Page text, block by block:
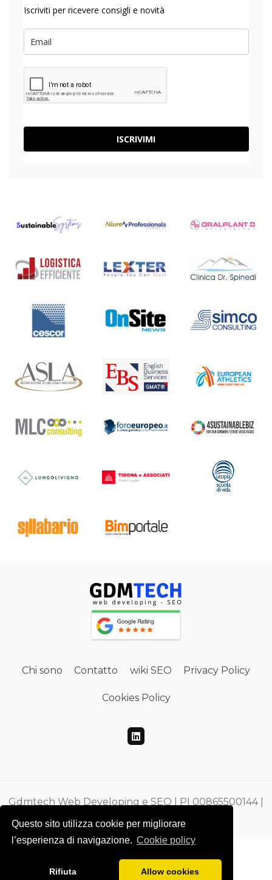
Questo sito utilizza cookie per migliorare
l’esperienza di navigazione. Cookie policy
Rifiuta Allow cookies
Iscriviti per ricevere consigli e novità
ISCRIVIMI
Chi sono Contatto wiki SEO Privacy Policy
Cookies Policy
Gdmtech Web Developing e SEO | PI 00865500144 |
CF DMEGZN73A10F205M